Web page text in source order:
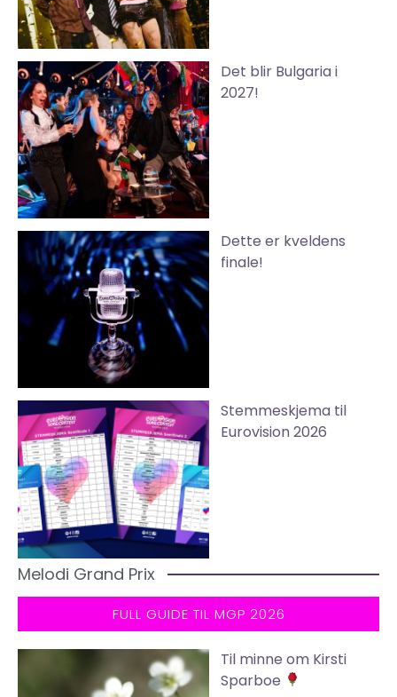
Det blir Bulgaria i
2027!
Dette er kveldens
finale!
Stemmeskjema til
Eurovision 2026
Melodi Grand Prix
FULL GUIDE TIL MGP 2026
Til minne om Kirsti
Sparboe